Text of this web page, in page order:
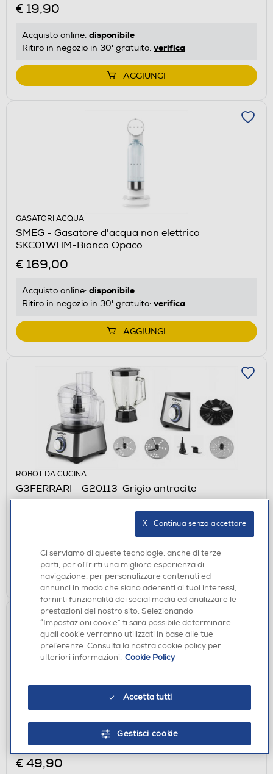
€ 19,90
Acquisto online: disponibile
Ritiro in negozio in 30' gratuito: verifica
AGGIUNGI
GASATORI ACQUA
SMEG - Gasatore d'acqua non elettrico
SKC01WHM-Bianco Opaco
€ 169,00
Acquisto online: disponibile
Ritiro in negozio in 30' gratuito: verifica
AGGIUNGI
ROBOT DA CUCINA
G3FERRARI - G20113-Grigio antracite
AGGIUNGI
G3FERRARI - Robot da cucina G20158-Acciaio /
Nero
€ 49,90
Ci serviamo di queste tecnologie, anche di terze
parti, per offrirti una migliore esperienza di
navigazione, per personalizzare contenuti ed
annunci in modo che siano aderenti ai tuoi interessi,
fornirti funzionalità dei social media ed analizzare le
prestazioni del nostro sito. Selezionando
“Impostazioni cookie” ti sarà possibile determinare
quali cookie verranno utilizzati in base alle tue
preferenze. Consulta la nostra cookie policy per
ulteriori informazioni. Cookie Policy
Accetta tutti
Gestisci cookie
X   Continua senza accettare